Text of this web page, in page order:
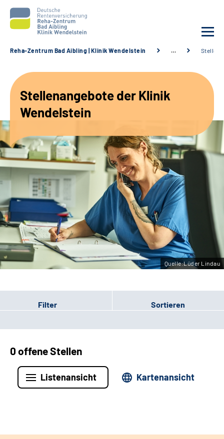
Unsere Angebote
Karriere
Sozialdienste & Zuweisende
Suche
Leichte Sprache
Gebärdensprache
Reha-Zentrum Bad Aibling | Klinik Wendelstein …
Stellenangebote der Klinik
Wendelstein
Quelle:Lüder Lindau
Filter Sortieren
0 offene Stellen
Listenansicht Kartenansicht